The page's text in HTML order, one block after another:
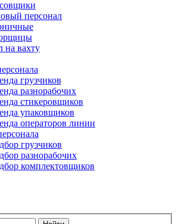
персонал
на вахту
грузчиков
разнорабочих
стикеровщиков
упаковщиков
операторов линии
грузчиков
разнорабочих
комплектовщиков